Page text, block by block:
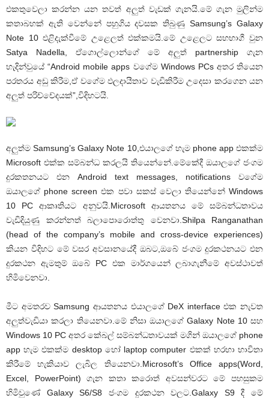
එකතුවෙලා කරන්න යන තවත් අලුත් වැඩක් ගැනයි.මේ ගැන මුලින්ම
කතාබහක් ඇති වෙන්නේ පහුගිය දවසක තිබුණු Samsung’s Galaxy
Note 10 එළිදැක්වීමේ උළෙලත් එක්කමයි.මේ උළෙලට සහභාගී වුන
Satya Nadella, ඒගොල්ලොන්ගේ මේ අලුත් partnership ගැන
හැදින්වුයේ “Android mobile apps වගේම Windows PCs අතර තියෙන
පරතරය අඩු කිරීම,ඒ වගේම ඵලදායීතාව වැඩිකිරීම උදෙසා කරගෙන යන
අලුත් පරිච්චේදයක්”,විදිහටයි.
අලුත්ම Samsung’s Galaxy Note 10,එයාලගේ හැම phone app එකක්ම
Microsoft එක්ක සම්බන්ධ කරලයි තියෙන්නේ.මේකේදී ඔයාලගේ ජංගම
දුරකතනයට එන Android text messages, notifications වගේම
ඔයාලගේ phone screen එක පවා සකස් වෙලා තියෙන්නේ Windows
10 PC ආකෘතියට අනුවයි.Microsoft ආයතනය මේ සම්බන්ධතාවය
වැඩිදියුණු කරන්නත් බලාපොරොත්තු වෙනවා.Shilpa Ranganathan
(head of the company’s mobile and cross-device experiences)
කියන විදිහට මේ වසර අවසානයේදී ඔබට,ඔබේ ජංගම දුරකථනයට එන
දුරකථන ඇමතුම් ඔබේ PC එක මාර්ගයෙන් ලබාගැනීමේ අවස්ථාවත්
හිමිවෙනවා.
මීට අමතරව Samsung ආයතනය එයාලගේ DeX interface එක නැවත
අලුත්වැඩියා කරලා තියෙනවා.මේ නිසා ඔයාලගේ Galaxy Note 10 සහ
Windows 10 PC අතර කේබල් සම්බන්ධතාවයක් මගින් ඔයාලගේ phone
app හැම එකක්ම desktop හෝ laptop computer එකක් හරහා භාවිතා
කිරීමේ හැකියාව ලැබිල තියෙනවා.Microsoft’s Office apps(Word,
Excel, PowerPoint) ගැන කතා කරොත් අවසන්වරට මේ පහසුකම
හිමිවුණේ Galaxy S6/S8 ජංගම දුරකථන වලට.Galaxy S9 දී මේ